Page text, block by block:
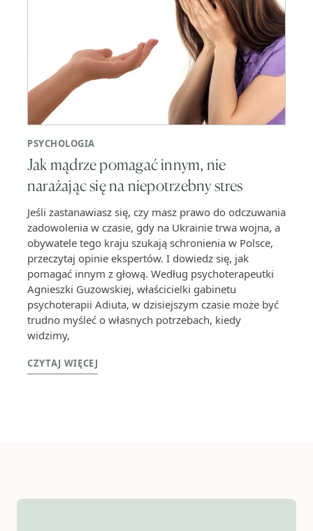
PSYCHOLOGIA
Jak mądrze pomagać innym, nie
narażając się na niepotrzebny stres
Jeśli zastanawiasz się, czy masz prawo do odczuwania
zadowolenia w czasie, gdy na Ukrainie trwa wojna, a
obywatele tego kraju szukają schronienia w Polsce,
przeczytaj opinie ekspertów. I dowiedz się, jak
pomagać innym z głową. Według psychoterapeutki
Agnieszki Guzowskiej, właścicielki gabinetu
psychoterapii Adiuta, w dzisiejszym czasie może być
trudno myśleć o własnych potrzebach, kiedy
widzimy,
CZYTAJ WIĘCEJ